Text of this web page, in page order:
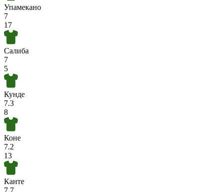
Упамекано
7
17
Салиба
7
5
Кунде
7.3
8
Коне
7.2
13
Канте